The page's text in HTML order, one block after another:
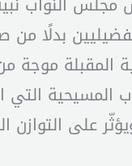
بدلًا
المقبلة موجة
المسيحية التي
على التوازن